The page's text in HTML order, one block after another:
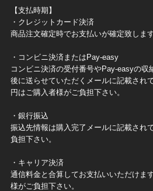
【支払時期】
・クレジットカード決済
商品注文確定時でお支払いが確定致します
・コンビニ決済またはPay-easy
コンビニ決済の受付番号やPay-easyの収
後に送らせていただくメールに記載され
円はご購入者様がご負担下さい。
・銀行振込
振込先情報は購入完了メールに記載され
負担下さい。
・キャリア決済
通信料金と合算してお支払いいただけま
様がご負担下さい。